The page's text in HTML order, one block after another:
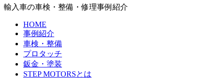
輸入車の車検・整備・修理事例紹介
HOME
事例紹介
車検・整備
プロタッチ
鈑金・塗装
STEP MOTORSとは